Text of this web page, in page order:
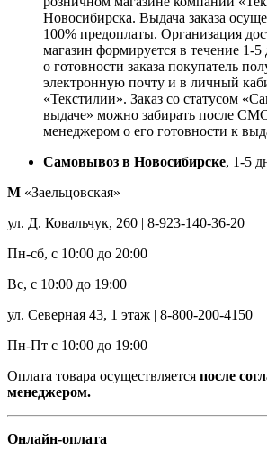
Новосибирска. Выдача заказа
100% предоплаты. Организация
магазин формируется в течение
о готовности заказа покупатель
электронную почту и в личный
«Текстилии». Заказ со статусом
выдаче» можно забирать после
менеджером о его готовности к
Самовывоз в Новосибирске, 1-5
М «Заельцовская»
ул. Д. Ковальчук, 260 | 8-923-140-36-20
Пн-сб, с 10:00 до 20:00
Вс, с 10:00 до 19:00
ул. Северная 43, 1 этаж | 8-800-200-4150
Пн-Пт с 10:00 до 19:00
Оплата товара осуществляется после
менеджером.
Онлайн-оплата